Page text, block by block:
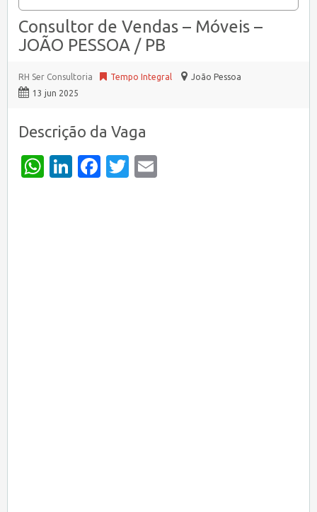
Consultor de Vendas – Móveis –
JOÃO PESSOA / PB
RH Ser Consultoria Tempo Integral
João Pessoa
13 jun 2025
Descrição da Vaga
WhatsApp
LinkedIn
Facebook
Twitter